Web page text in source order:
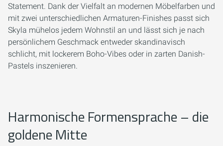
Statement. Dank der Vielfalt an modernen Möbelfarben und
mit zwei unterschiedlichen Armaturen-Finishes passt sich
Skyla mühelos jedem Wohnstil an und lässt sich je nach
persönlichem Geschmack entweder skandinavisch
schlicht, mit lockerem Boho-Vibes oder in zarten Danish-
Pastels inszenieren.
Harmonische Formensprache – die
goldene Mitte